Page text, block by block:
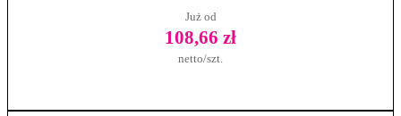
Już od
108,66 zł
netto/szt.